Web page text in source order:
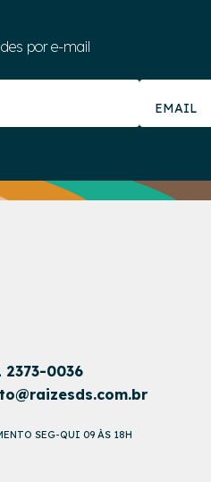
por e-mail
2373-0036
SEG-QUI 09 ÀS 18H